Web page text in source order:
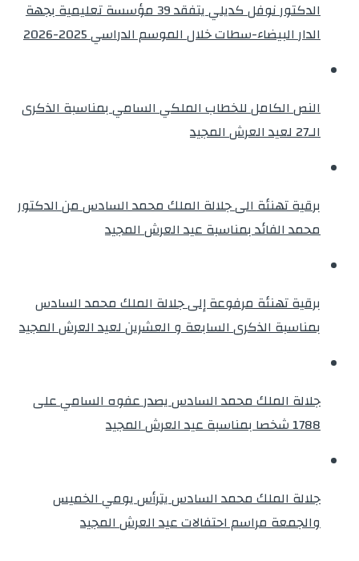
الدكتور نوفل كديلي يتفقد 39 مؤسسة تعليمية بجهة
الدار البيضاء-سطات خلال الموسم الدراسي 2025-2026
النص الكامل للخطاب الملكي السامي بمناسبة الذكرى
الـ27 لعيد العرش المجيد
برقية تهنئة الى جلالة الملك محمد السادس من الدكتور
محمد الفائد بمناسبة عيد العرش المجيد
برقية تهنئة مرفوعة إلى جلالة الملك محمد السادس
بمناسبة الذكرى السابعة و العشرين لعيد العرش المجيد
جلالة الملك محمد السادس يصدر عفوه السامي على
1788 شخصا بمناسبة عيد العرش المجيد
جلالة الملك محمد السادس يترأس يومي الخميس
والجمعة مراسم احتفالات عيد العرش المجيد